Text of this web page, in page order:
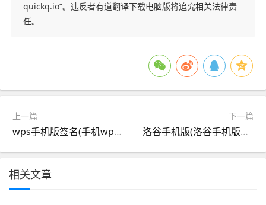
quickq.io”。违反者有道翻译下载电脑版将追究相关法律责
任。
上一篇
wps手机版签名(手机wps签名,手签电子版)
下一篇
洛谷手机版(洛谷手机版下载)
相关文章